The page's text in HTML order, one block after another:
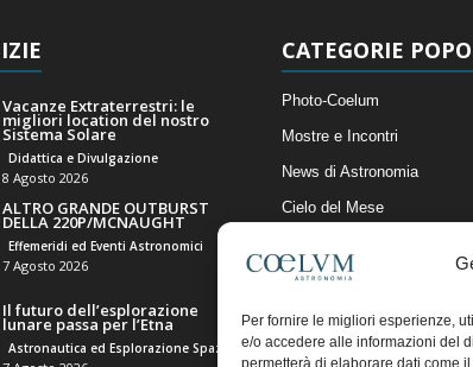
Per fornire le migliori esperienze,
e/o accedere alle informazioni del
permetterà di elaborare dati come
Vacanze Extraterrestri: le
migliori location del nostro
Sistema Solare
Didattica e Divulgazione
8 Agosto 2026
ALTRO GRANDE OUTBURST
DELLA 220P/MCNAUGHT
Effemeridi ed Eventi Astronomici
7 Agosto 2026
Il futuro dell’esplorazione
lunare passa per l’Etna
CATEGORIE
Photo-Coelum
Mostre e Incontri
News di Astronomia
Cielo del Mese
Articoli e Risorse On-Line
Il Blog della Redazione